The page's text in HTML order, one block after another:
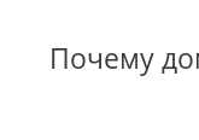
Почему